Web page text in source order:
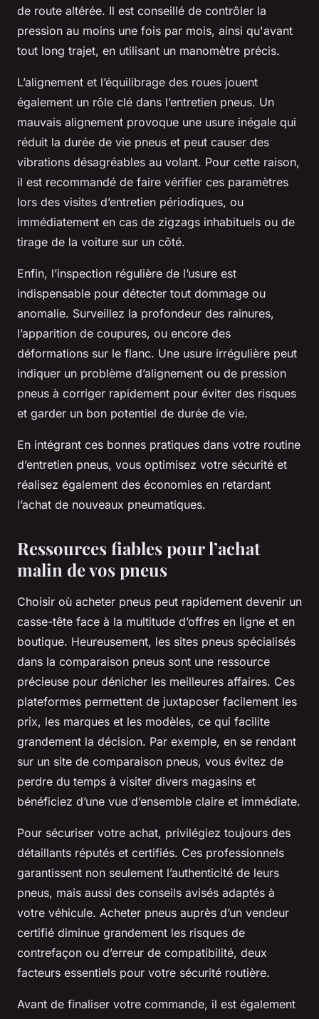
de route altérée. Il est conseillé de contrôler la
pression au moins une fois par mois, ainsi qu'avant
tout long trajet, en utilisant un manomètre précis.
L’alignement et l’équilibrage des roues jouent
également un rôle clé dans l’entretien pneus. Un
mauvais alignement provoque une usure inégale qui
réduit la durée de vie pneus et peut causer des
vibrations désagréables au volant. Pour cette raison,
il est recommandé de faire vérifier ces paramètres
lors des visites d’entretien périodiques, ou
immédiatement en cas de zigzags inhabituels ou de
tirage de la voiture sur un côté.
Enfin, l’inspection régulière de l’usure est
indispensable pour détecter tout dommage ou
anomalie. Surveillez la profondeur des rainures,
l’apparition de coupures, ou encore des
déformations sur le flanc. Une usure irrégulière peut
indiquer un problème d’alignement ou de pression
pneus à corriger rapidement pour éviter des risques
et garder un bon potentiel de durée de vie.
En intégrant ces bonnes pratiques dans votre routine
d’entretien pneus, vous optimisez votre sécurité et
réalisez également des économies en retardant
l’achat de nouveaux pneumatiques.
Ressources fiables pour l’achat
malin de vos pneus
Choisir où acheter pneus peut rapidement devenir un
casse-tête face à la multitude d’offres en ligne et en
boutique. Heureusement, les sites pneus spécialisés
dans la comparaison pneus sont une ressource
précieuse pour dénicher les meilleures affaires. Ces
plateformes permettent de juxtaposer facilement les
prix, les marques et les modèles, ce qui facilite
grandement la décision. Par exemple, en se rendant
sur un site de comparaison pneus, vous évitez de
perdre du temps à visiter divers magasins et
bénéficiez d’une vue d’ensemble claire et immédiate.
Pour sécuriser votre achat, privilégiez toujours des
détaillants réputés et certifiés. Ces professionnels
garantissent non seulement l’authenticité de leurs
pneus, mais aussi des conseils avisés adaptés à
votre véhicule. Acheter pneus auprès d’un vendeur
certifié diminue grandement les risques de
contrefaçon ou d’erreur de compatibilité, deux
facteurs essentiels pour votre sécurité routière.
Avant de finaliser votre commande, il est également